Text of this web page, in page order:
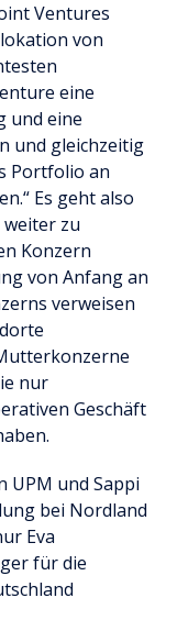
Ventures
von
eine
und eine
und gleichzeitig
Portfolio an
Es geht also
zu
Konzern
von Anfang an
verweisen
nur
Geschäft
UPM und Sappi
bei Nordland
Eva
für die